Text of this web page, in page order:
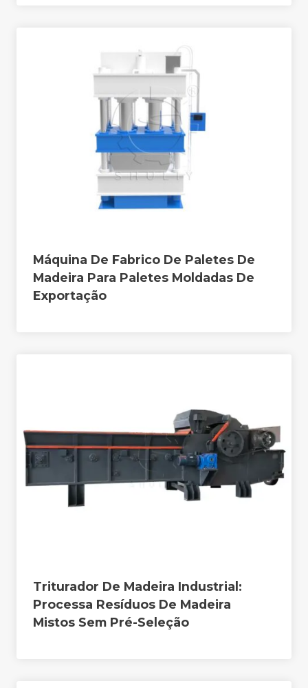
Máquina De Fabrico De Paletes De
Madeira Para Paletes Moldadas De
Exportação
Triturador De Madeira Industrial:
Processa Resíduos De Madeira
Mistos Sem Pré-Seleção